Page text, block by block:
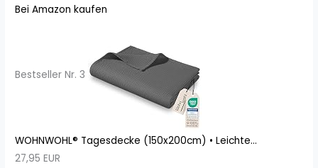
Bei Amazon kaufen
Bestseller Nr. 3
WOHNWOHL® Tagesdecke (150x200cm) • Leichte...
27,95 EUR